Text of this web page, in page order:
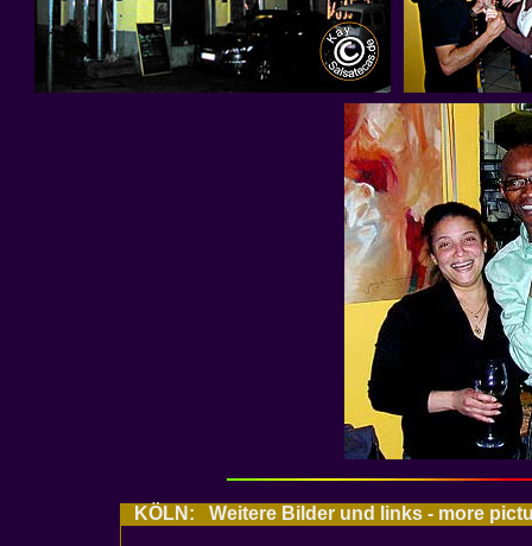
KÖLN: Weitere Bilder und links - more